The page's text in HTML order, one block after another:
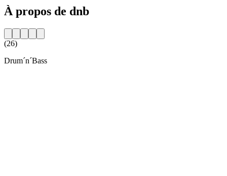
À propos de dnb
(26)
Drum´n´Bass